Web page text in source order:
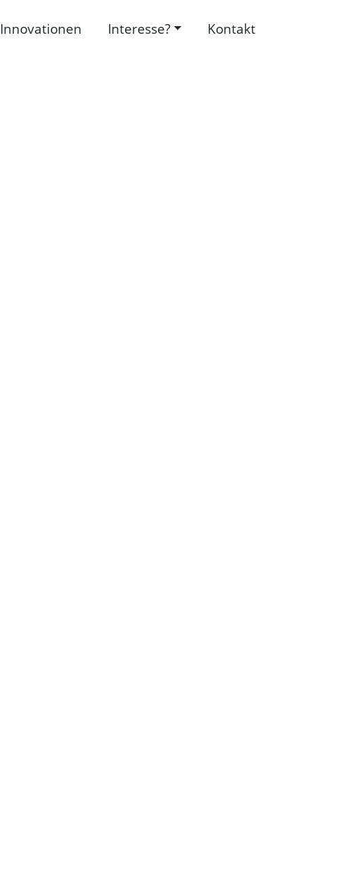
Innovationen Interesse? Kontakt